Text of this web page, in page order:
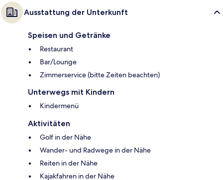
Ausstattung der Unterkunft
Speisen und Getränke
Restaurant
Bar/Lounge
Zimmerservice (bitte Zeiten beachten)
Unterwegs mit Kindern
Kindermenü
Aktivitäten
Golf in der Nähe
Wander- und Radwege in der Nähe
Reiten in der Nähe
Kajakfahren in der Nähe